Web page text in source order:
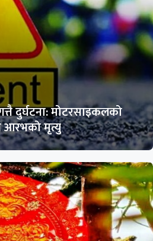
दुर्घटना: मोटरसाइकलको
आरभको मृत्यु